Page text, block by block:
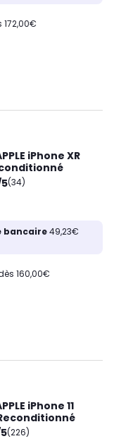
172,00€
iPhone XR
(34)
bancaire49,23€
160,00€
iPhone 11
(226)